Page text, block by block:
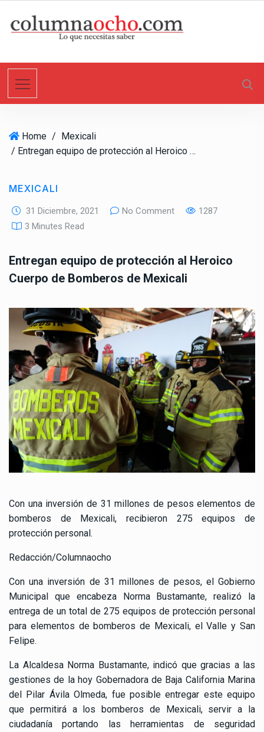
t
Home / Mexicali
/ Entregan equipo de protección al Heroico Cuerpo de Bomberos de Mexicali
MEXICALI
31 Diciembre, 2021 No Comment
1287
3 Minutes Read
Entregan equipo de protección al Heroico
Cuerpo de Bomberos de Mexicali
Con una inversión de 31 millones de pesos elementos de
bomberos de Mexicali, recibieron 275 equipos de
protección personal.
Redacción/Columnaocho
Con una inversión de 31 millones de pesos, el Gobierno
Municipal que encabeza Norma Bustamante, realizó la
entrega de un total de 275 equipos de protección personal
para elementos de bomberos de Mexicali, el Valle y San
Felipe.
La Alcaldesa Norma Bustamante, indicó que gracias a las
gestiones de la hoy Gobernadora de Baja California Marina
del Pilar Ávila Olmeda, fue posible entregar este equipo
que permitirá a los bomberos de Mexicali, servir a la
ciudadanía portando las herramientas de seguridad